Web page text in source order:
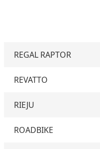
REGAL RAPTOR
REVATTO
RIEJU
ROADBIKE